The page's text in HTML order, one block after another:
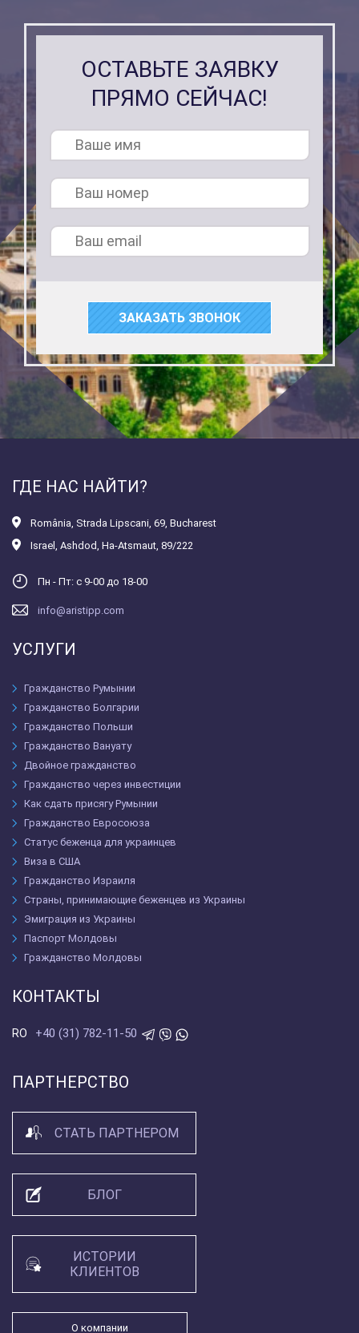
ОСТАВЬТЕ ЗАЯВКУ
ПРЯМО СЕЙЧАС!
ЗАКАЗАТЬ ЗВОНОК
ГДЕ НАС НАЙТИ?
România Strada Lipscani, 69, Bucharest
Israel Ashdod, Ha-Atsmaut, 89/222
Пн - Пт: с 9-00 до 18-00
info@aristipp.com
УСЛУГИ
Гражданство Румынии
Гражданство Болгарии
Гражданство Польши
Гражданство Вануату
Двойное гражданство
Гражданство через инвестиции
Как сдать присягу Румынии
Гражданство Евросоюза
Статус беженца для украинцев
Виза в США
Гражданство Израиля
Страны, принимающие беженцев из Украины
Эмиграция из Украины
Паспорт Молдовы
Гражданство Молдовы
КОНТАКТЫ
RO +40 (31) 782-11-50
ПАРТНЕРСТВО
СТАТЬ ПАРТНЕРОМ
БЛОГ
ИСТОРИИ
КЛИЕНТОВ
О компании